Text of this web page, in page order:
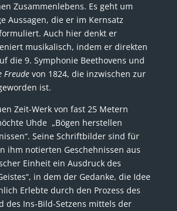
Zusammenlebens. Es geht um
Aussagen, die er im Kernsatz
Auch hier denkt er
musikalisch, indem er direkten
die 9. Symphonie Beethovens und
Freudevon 1824, die inzwischen zur
ist.
Zeit-Werk von fast 25 Metern
Uhde „Bögen herstellen
Seine Schriftbilder sind für
ihm notierten Geschehnissen aus
Einheit ein Ausdruck des
in dem der Gedanke, die Idee
Erlebte durch den Prozess des
des Ins-Bild-Setzens mittels der